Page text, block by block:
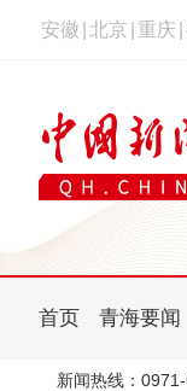
安徽 北京 重庆
首页 青海要闻
新闻热线：